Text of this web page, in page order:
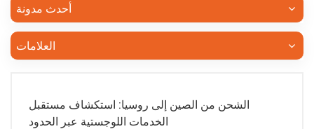
أحدث مدونة
العلامات
الشحن من الصين إلى روسيا: استكشاف مستقبل
الخدمات اللوجستية عبر الحدود